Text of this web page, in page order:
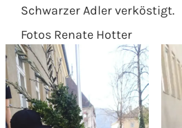
Schwarzer Adler verköstigt.
Fotos Renate Hotter